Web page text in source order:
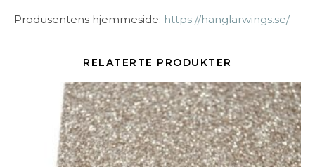
Produsentens hjemmeside: https://hanglarwings.se/
RELATERTE PRODUKTER